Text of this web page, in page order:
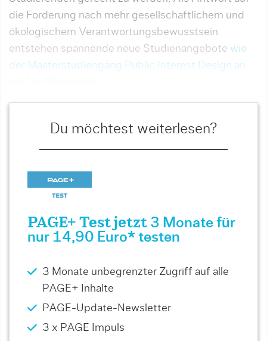
die Forderung nach mehr gesellschaftlichem und
ökologi­schem Ver­antwortungsbewusstsein
entstehen spannende neue Studienangebote wie
der Masterstu­diengang Public Interest Design an
Du möchtest weiterlesen?
PAGE+ Test jetzt 3 Monate für
nur 14,90 Euro* testen
3 Monate unbegrenzter Zugriff auf alle
PAGE+ Inhalte
PAGE-Update-Newsletter
3 x PAGE Impuls